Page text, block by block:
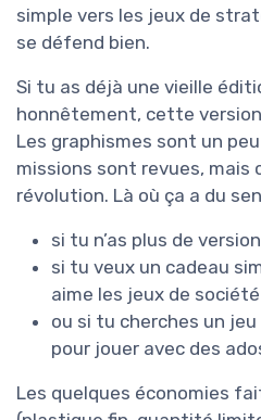
simple vers les jeux de
se défend bien.
Si tu as déjà une vieille
honnêtement, cette
Les graphismes sont un
missions sont revues, mais
révolution. Là où ça a du
si tu n’as plus de
si tu veux un cadeau
aime les jeux de
ou si tu cherches un
pour jouer avec des
Les quelques économies